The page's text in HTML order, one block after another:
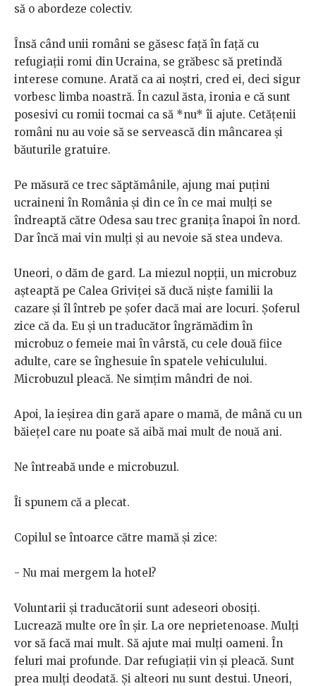
să o abordeze colectiv.
Însă când unii români se găsesc față în față cu
refugiații romi din Ucraina, se grăbesc să pretindă
interese comune. Arată ca ai noștri, cred ei, deci sigur
vorbesc limba noastră. În cazul ăsta, ironia e că sunt
posesivi cu romii tocmai ca să *nu* îi ajute. Cetățenii
români nu au voie să se servească din mâncarea și
băuturile gratuire.
Pe măsură ce trec săptămânile, ajung mai puțini
ucraineni în România și din ce în ce mai mulți se
îndreaptă către Odesa sau trec granița înapoi în nord.
Dar încă mai vin mulți și au nevoie să stea undeva.
Uneori, o dăm de gard. La miezul nopții, un microbuz
așteaptă pe Calea Griviței să ducă niște familii la
cazare și îl întreb pe șofer dacă mai are locuri. Șoferul
zice că da. Eu și un traducător îngrămădim în
microbuz o femeie mai în vârstă, cu cele două fiice
adulte, care se înghesuie în spatele vehiculului.
Microbuzul pleacă. Ne simțim mândri de noi.
Apoi, la ieșirea din gară apare o mamă, de mână cu un
băiețel care nu poate să aibă mai mult de nouă ani.
Ne întreabă unde e microbuzul.
Îi spunem că a plecat.
Copilul se întoarce către mamă și zice:
- Nu mai mergem la hotel?
Voluntarii și traducătorii sunt adeseori obosiți.
Lucrează multe ore în șir. La ore neprietenoase. Mulți
vor să facă mai mult. Să ajute mai mulți oameni. În
feluri mai profunde. Dar refugiații vin și pleacă. Sunt
prea mulți deodată. Și alteori nu sunt destui. Uneori,